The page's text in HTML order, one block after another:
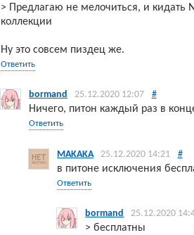
> Предлагаю не мелочиться, и кидать
коллекции
Ну это совсем пиздец же.
Ответить
bormand 25.12.2020 12:07 #
Ничего, питон каждый раз в
Ответить
MAKAKA 25.12.2020 14:21 #
в питоне исключения
Ответить
bormand 25.12.2020
> бесплатны